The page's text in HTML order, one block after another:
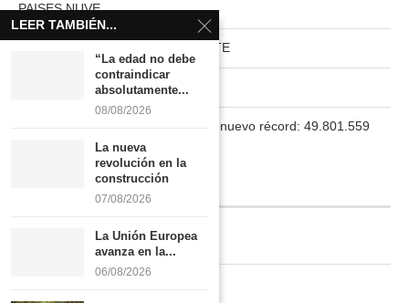
PAISES NUVE
HABITAT RURAL AUTOSUFICIENTE
La población en España marca un nuevo récord: 49.801.559
Quiénes somos
LEER TAMBIÉN...
“La edad no debe
contraindicar
absolutamente...
08/08/2026
La nueva
revolución en la
construcción
07/08/2026
La Unión Europea
avanza en la...
06/08/2026